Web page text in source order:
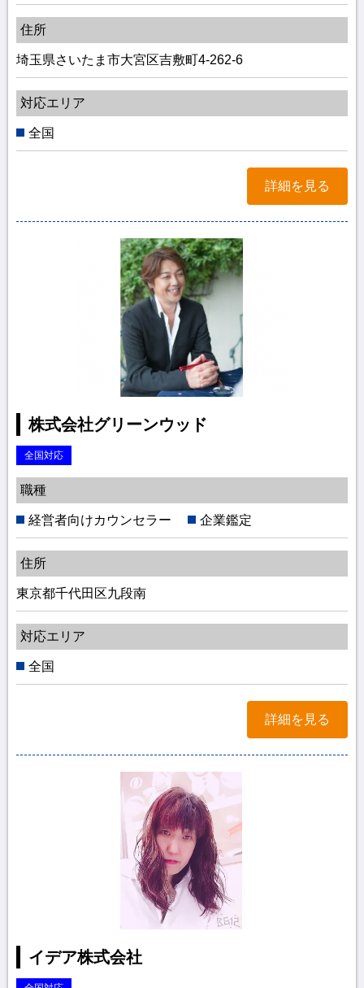
住所
埼玉県さいたま市大宮区吉敷町4-262-6
対応エリア
全国
詳細を見る
株式会社グリーンウッド
全国対応
職種
経営者向けカウンセラー 企業鑑定
住所
東京都千代田区九段南
対応エリア
全国
詳細を見る
イデア株式会社